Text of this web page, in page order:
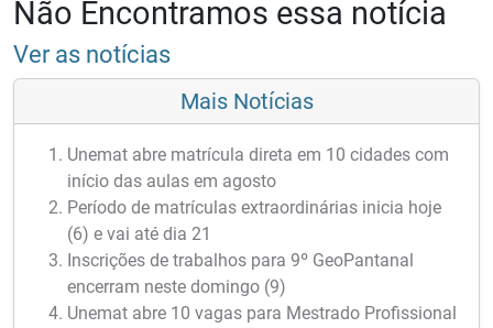
Não Encontramos essa notícia
Ver as notícias
Mais Notícias
Unemat abre matrícula direta em 10 cidades com
início das aulas em agosto
Período de matrículas extraordinárias inicia hoje
(6) e vai até dia 21
Inscrições de trabalhos para 9º GeoPantanal
encerram neste domingo (9)
Unemat abre 10 vagas para Mestrado Profissional